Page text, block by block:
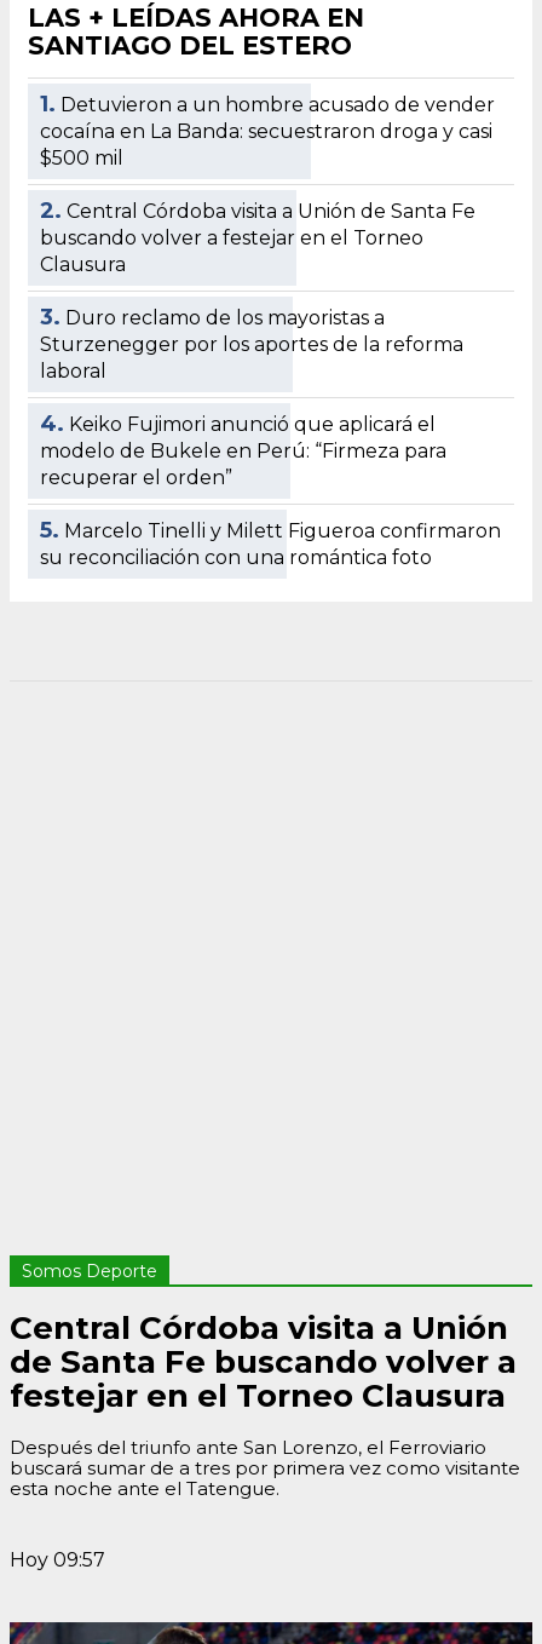
LAS + LEÍDAS AHORA EN
SANTIAGO DEL ESTERO
1. Detuvieron a un hombre acusado de vender
cocaína en La Banda: secuestraron droga y casi
$500 mil
2. Central Córdoba visita a Unión de Santa Fe
buscando volver a festejar en el Torneo
Clausura
3. Duro reclamo de los mayoristas a
Sturzenegger por los aportes de la reforma
laboral
4. Keiko Fujimori anunció que aplicará el
modelo de Bukele en Perú: “Firmeza para
recuperar el orden”
5. Marcelo Tinelli y Milett Figueroa confirmaron
su reconciliación con una romántica foto